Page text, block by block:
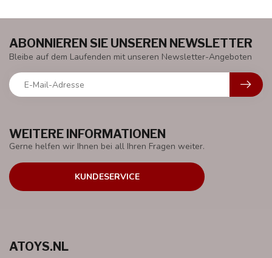
WEITERE INFORMATIONEN
Gerne helfen wir Ihnen bei all Ihren Fragen weiter.
KUNDESERVICE
ABONNIEREN SIE UNSEREN NEWSLETTER
Bleibe auf dem Laufenden mit unseren Newsletter-Angeboten
ATOYS.NL